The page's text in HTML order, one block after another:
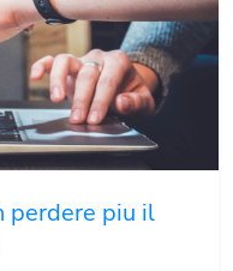
perdere piu il